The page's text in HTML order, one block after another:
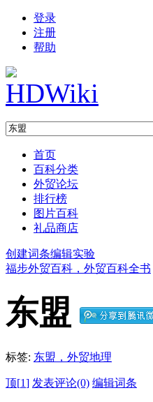
登录
注册
帮助
首页
百科分类
外贸论坛
排行榜
图片百科
礼品商店
创建词条编辑实验
福步外贸百科，外贸百科全书
东盟
标签: 东盟，外贸地理
顶[1] 发表评论(0) 编辑词条